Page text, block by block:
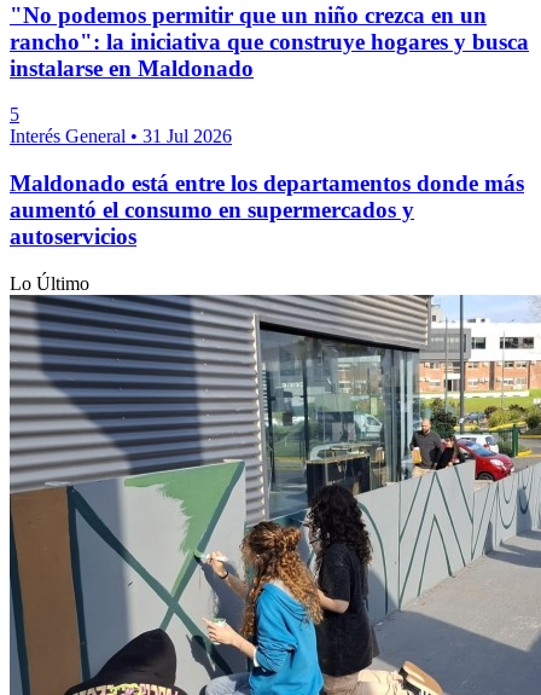
"No podemos permitir que un niño crezca en un
rancho": la iniciativa que construye hogares y busca
instalarse en Maldonado
5
Interés General • 31 Jul 2026
Maldonado está entre los departamentos donde más
aumentó el consumo en supermercados y
autoservicios
Lo Último